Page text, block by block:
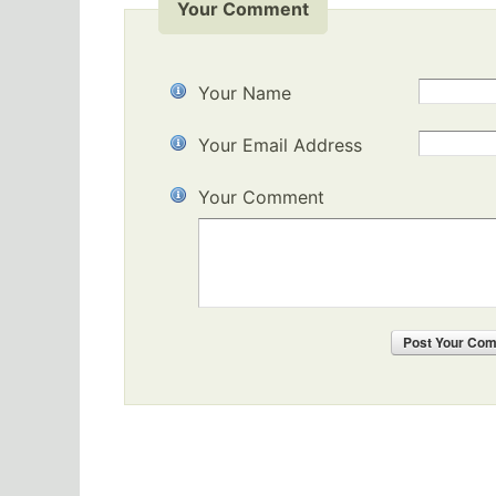
Your Comment
Your Name
Your Email Address
Your Comment
PostYour